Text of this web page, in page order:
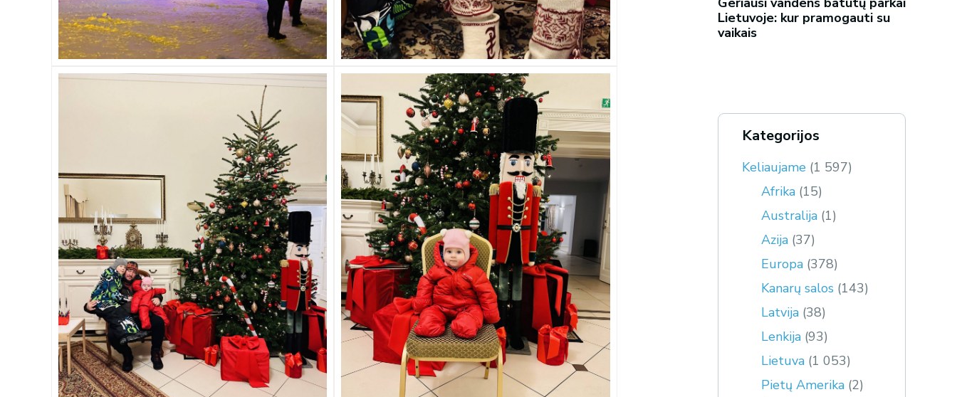
Lietuvoje: kur pramogauti su
vaikais
Kategorijos
Keliaujame (1 597)
Afrika (15)
Australija (1)
Azija (37)
Europa (378)
Kanarų salos (143)
Latvija (38)
Lenkija (93)
Lietuva (1 053)
Pietų Amerika (2)